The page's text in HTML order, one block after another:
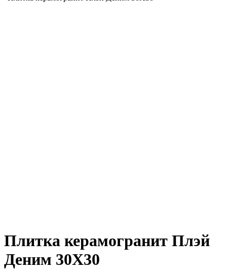
Плитка керамогранит Плэй
Деним 30X30